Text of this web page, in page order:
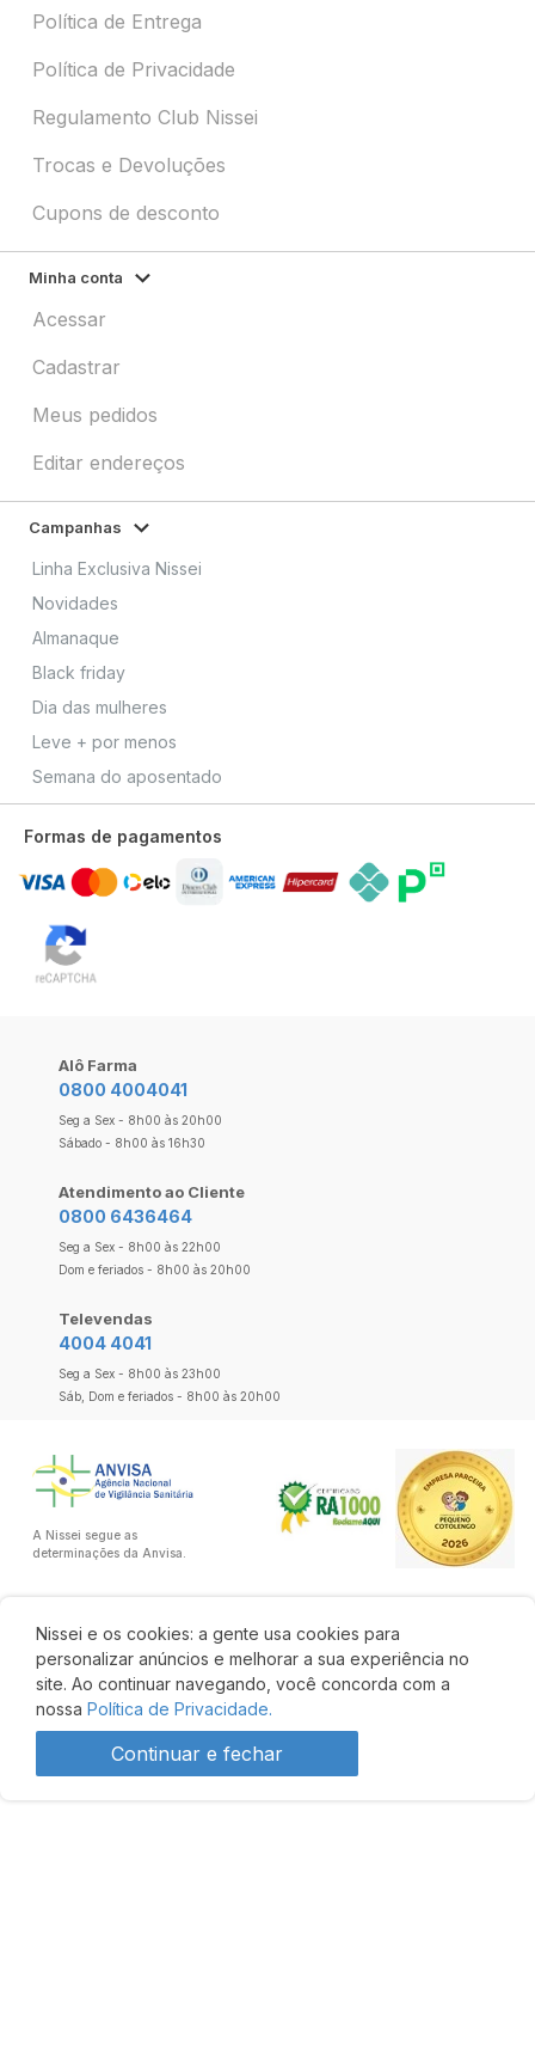
Nissei e os cookies: a gente usa cookies para
personalizar anúncios e melhorar a sua experiência no
site. Ao continuar navegando, você concorda com a
nossa Política de Privacidade.
Continuar e fechar
Política de Entrega
Política de Privacidade
Regulamento Club Nissei
Trocas e Devoluções
Cupons de desconto
Minha conta
Acessar
Cadastrar
Meus pedidos
Editar endereços
Campanhas
Linha Exclusiva Nissei
Novidades
Almanaque
Black friday
Dia das mulheres
Leve + por menos
Semana do aposentado
Formas de pagamentos
Alô Farma
0800 4004041
Seg a Sex - 8h00 às 20h00
Sábado - 8h00 às 16h30
Atendimento ao Cliente
0800 6436464
Seg a Sex - 8h00 às 22h00
Dom e feriados - 8h00 às 20h00
Televendas
4004 4041
Seg a Sex - 8h00 às 23h00
Sáb, Dom e feriados - 8h00 às 20h00
A Nissei segue as
determinações da Anvisa.